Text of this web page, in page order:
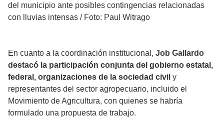
del municipio ante posibles contingencias relacionadas
con lluvias intensas / Foto: Paul Witrago
En cuanto a la coordinación institucional, Job Gallardo
destacó la participación conjunta del gobierno estatal,
federal, organizaciones de la sociedad civil y
representantes del sector agropecuario, incluido el
Movimiento de Agricultura, con quienes se habría
formulado una propuesta de trabajo.